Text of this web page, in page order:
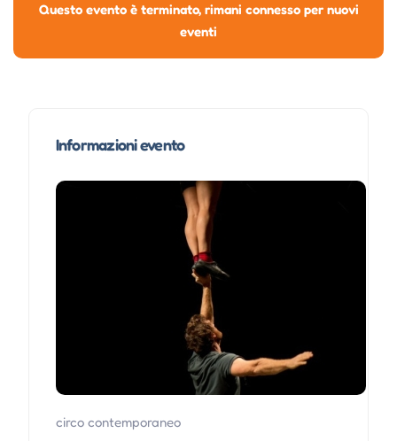
Questo evento è terminato, rimani connesso per nuovi
eventi
Informazioni evento
circo contemporaneo